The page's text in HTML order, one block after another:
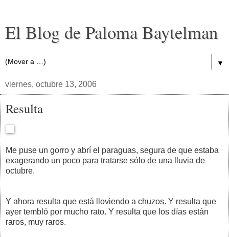
El Blog de Paloma Baytelman
▼
viernes, octubre 13, 2006
Resulta
Me puse un gorro y abrí el paraguas, segura de que estaba
exagerando un poco para tratarse sólo de una lluvia de
octubre.
Y ahora resulta que está lloviendo a chuzos. Y resulta que
ayer tembló por mucho rato. Y resulta que los días están
raros, muy raros.